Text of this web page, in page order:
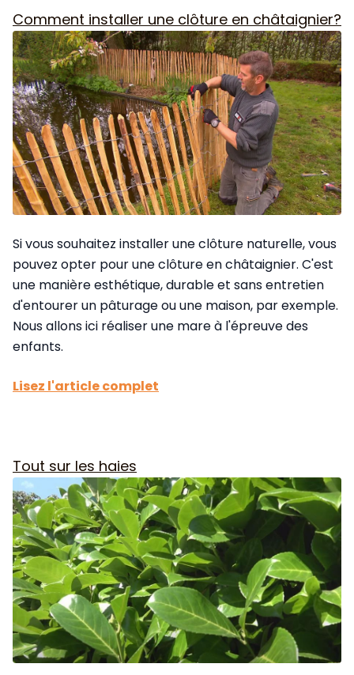
Comment installer une clôture en châtaignier?
Si vous souhaitez installer une clôture naturelle, vous
pouvez opter pour une clôture en châtaignier. C'est
une manière esthétique, durable et sans entretien
d'entourer un pâturage ou une maison, par exemple.
Nous allons ici réaliser une mare à l'épreuve des
enfants.
Lisez l'article complet
Tout sur les haies